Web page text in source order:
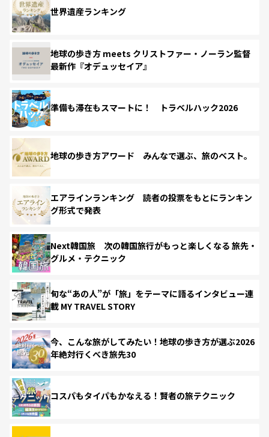
世界遺産ランキング
地球の歩き方 meets クリストファー・ノーラン監督
最新作『オデュッセイア』
準備も滞在もスマートに！ トラベルハック2026
地球の歩き方アワード みんなで選ぶ、旅のベスト。
エアラインランキング 読者の投票をもとにランキン
グ形式で発表
Next韓国旅 次の韓国旅行がもっと楽しくなる 旅先・
グルメ・テクニック
旬な“あの人”が「旅」をテーマに語るインタビュー連
載 MY TRAVEL STORY
今、こんな旅がしてみたい！地球の歩き方が選ぶ2026
年絶対行くべき旅先30
コスパもタイパもかなえる！賢者の旅テクニック